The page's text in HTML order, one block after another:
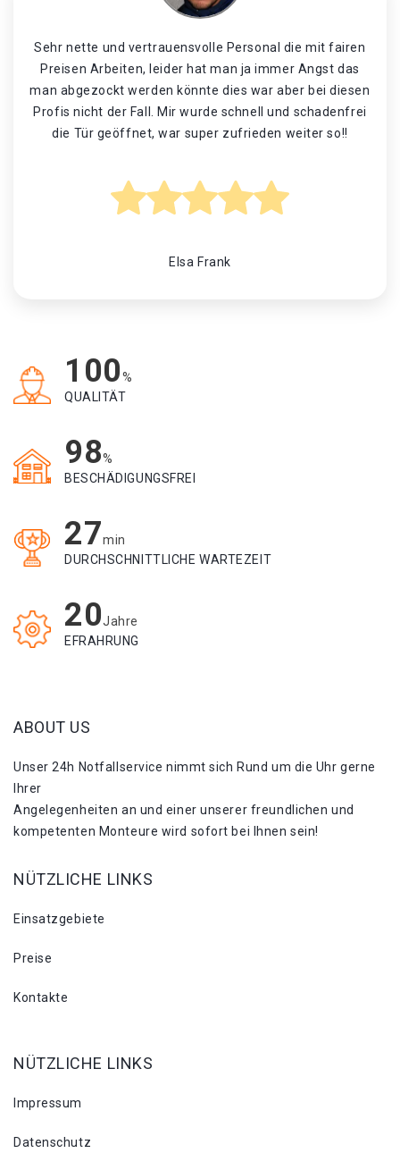
Sehr nette und vertrauensvolle Personal die mit fairen
Preisen Arbeiten, leider hat man ja immer Angst das
man abgezockt werden könnte dies war aber bei diesen
Profis nicht der Fall. Mir wurde schnell und schadenfrei
die Tür geöffnet, war super zufrieden weiter so!!
Elsa Frank
100%
QUALITÄT
98%
BESCHÄDIGUNGSFREI
27min
DURCHSCHNITTLICHE WARTEZEIT
20Jahre
EFRAHRUNG
ABOUT US
Unser 24h Notfallservice nimmt sich Rund um die Uhr gerne
Ihrer
Angelegenheiten an und einer unserer freundlichen und
kompetenten Monteure wird sofort bei Ihnen sein!
NÜTZLICHE LINKS
Einsatzgebiete
Preise
Kontakte
NÜTZLICHE LINKS
Impressum
Datenschutz